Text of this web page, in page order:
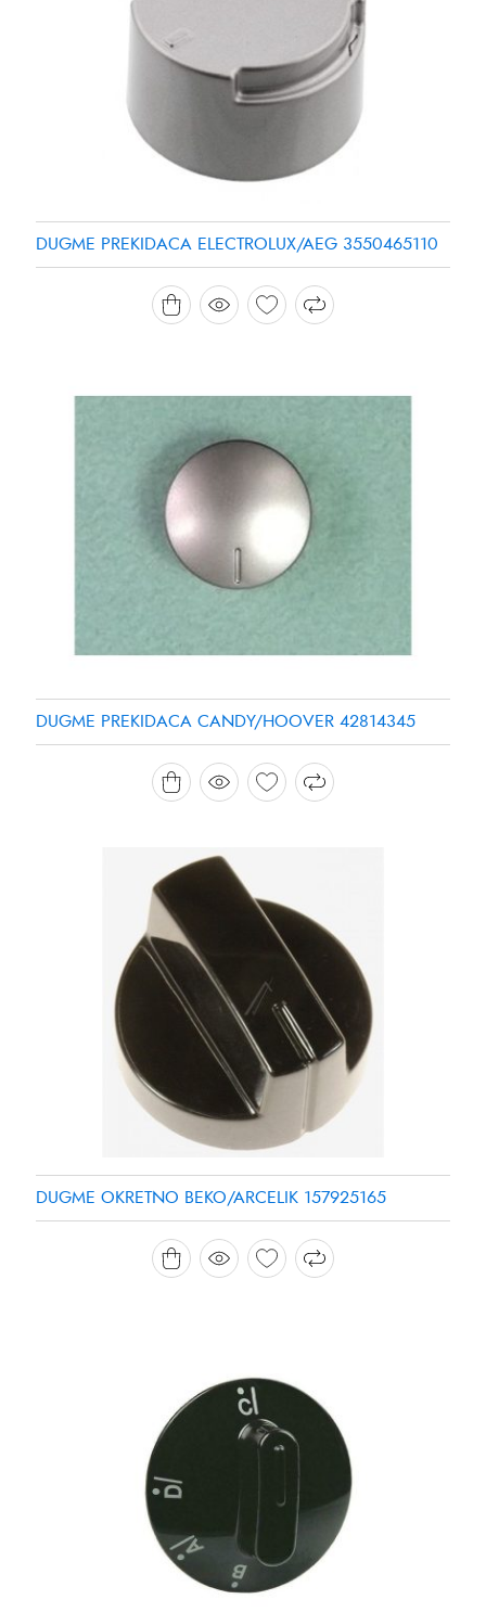
DUGME PREKIDACA ELECTROLUX/AEG 3550465110
DUGME PREKIDACA CANDY/HOOVER 42814345
DUGME OKRETNO BEKO/ARCELIK 157925165